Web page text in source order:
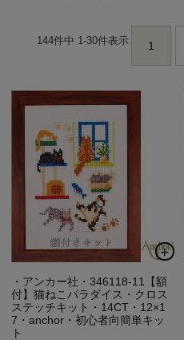
144件中 1-30件表示 1
・アンカー社・346118-11【額
付】猫ねこパラダイス・クロス
ステッチキット・14CT・12×1
7・anchor・初心者向簡単キッ
ト